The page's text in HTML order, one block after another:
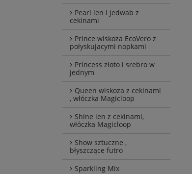
Pearl len i jedwab z
cekinami
Prince wiskoza EcoVero z
połyskujacymi nopkami
Princess złoto i srebro w
jednym
Queen wiskoza z cekinami
, włóczka Magicloop
Shine len z cekinami,
włóczka Magicloop
Show sztuczne ,
błyszczące futro
Sparkling Mix
włóczka Magicloop
80,83 zł